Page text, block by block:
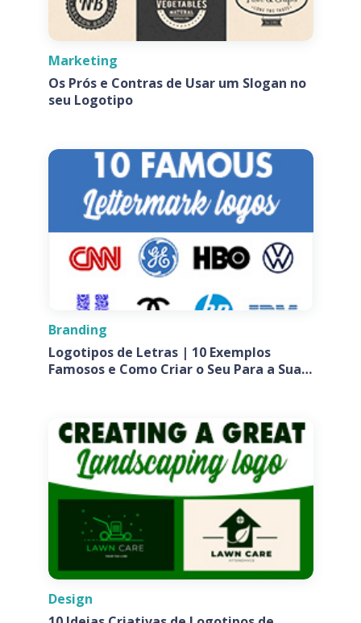
Marketing
Os Prós e Contras de Usar um Slogan no
seu Logotipo
Branding
Logotipos de Letras | 10 Exemplos
Famosos e Como Criar o Seu Para a Sua
Design